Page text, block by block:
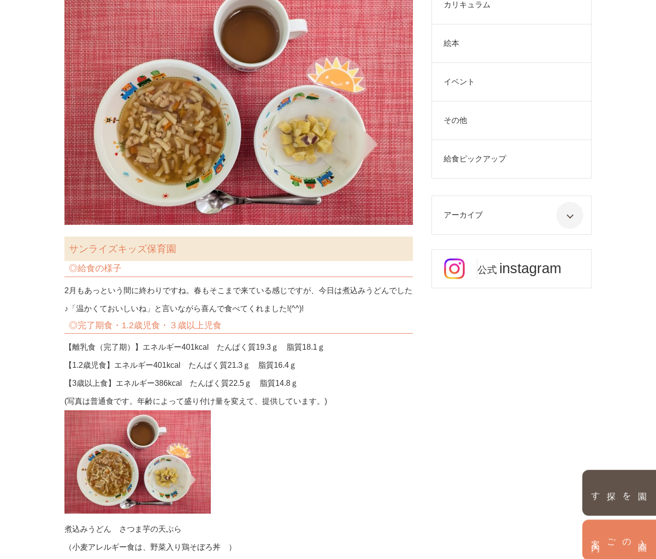
園を探す
サンライズキッズ保育園
◎給食の様子
2月もあっという間に終わりですね。春もそこまで来ている感じですが、今日は煮込みうどんでした
♪「温かくておいしいね」と言いながら喜んで食べてくれました!(^^)!
◎完了期食・1.2歳児食・３歳以上児食
【離乳食（完了期）】エネルギー401kcal たんぱく質19.3ｇ 脂質18.1ｇ
【1.2歳児食】エネルギー401kcal たんぱく質21.3ｇ 脂質16.4ｇ
【3歳以上食】エネルギー386kcal たんぱく質22.5ｇ 脂質14.8ｇ
(写真は普通食です。年齢によって盛り付け量を変えて、提供しています。)
煮込みうどん さつま芋の天ぷら
（小麦アレルギー食は、野菜入り鶏そぼろ丼 ）
カリキュラム
絵本
イベント
その他
給食ピックアップ
アーカイブ
公式 instagram